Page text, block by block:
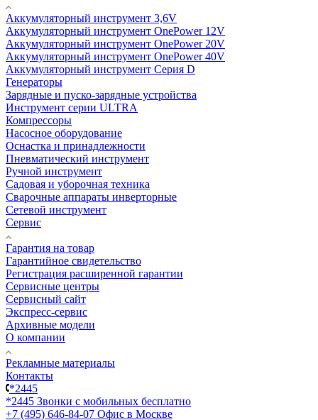
Аккумуляторный инструмент 3,6V
Аккумуляторный инструмент OnePower 12V
Аккумуляторный инструмент OnePower 20V
Аккумуляторный инструмент OnePower 40V
Аккумуляторный инструмент Серия D
Генераторы
Зарядные и пуско-зарядные устройства
Инструмент серии ULTRA
Компрессоры
Насосное оборудование
Оснастка и принадлежности
Пневматический инструмент
Ручной инструмент
Садовая и уборочная техника
Сварочные аппараты инверторные
Сетевой инструмент
Сервис
Гарантия на товар
Гарантийное свидетельство
Регистрация расширенной гарантии
Сервисные центры
Сервисный сайт
Экспресс-сервис
Архивные модели
О компании
Рекламные материалы
Контакты
*2445
*2445 Звонки с мобильных бесплатно
+7 (495) 646-84-07 Офис в Москве